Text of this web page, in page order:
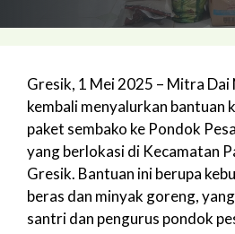
Gresik, 1 Mei 2025 – Mitra
kembali menyalurkan bantuan
paket sembako ke Pondok
yang berlokasi di Kecamatan
Gresik. Bantuan ini berupa
beras dan minyak goreng,
santri dan pengurus pondok